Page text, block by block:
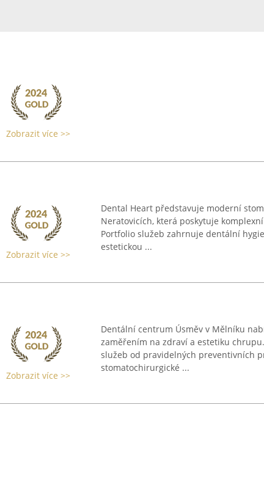
Zobrazit více >>
Zobrazit více >>
Dental Heart představuje moderní
Neratovicích, která poskytuje
Portfolio služeb zahrnuje dentální
estetickou ...
Zobrazit více >>
Dentální centrum Úsměv v Mělníku
zaměřením na zdraví a estetiku
služeb od pravidelných preventivních
stomatochirurgické ...